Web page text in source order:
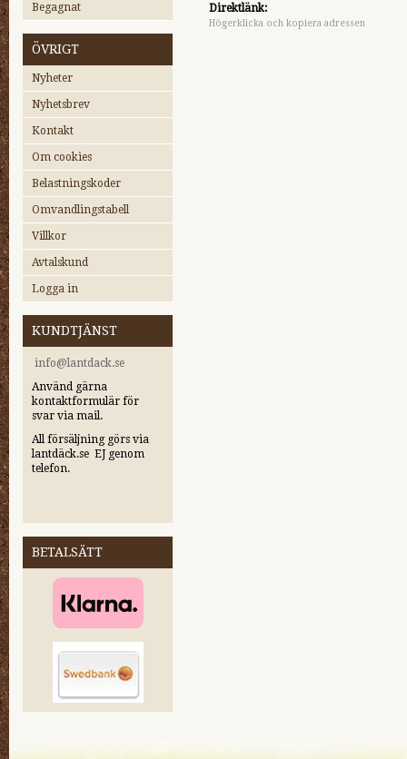
Begagnat
ÖVRIGT
Nyheter
Nyhetsbrev
Kontakt
Om cookies
Belastningskoder
Omvandlingstabell
Villkor
Avtalskund
Logga in
KUNDTJÄNST
info@lantdack.se
Använd gärna
kontaktformulär för
svar via mail.
All försäljning görs via
lantdäck.se EJ genom
telefon.
BETALSÄTT
Direktlänk:
Högerklicka och kopiera adressen